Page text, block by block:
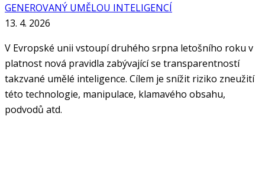
GENEROVANÝ UMĚLOU INTELIGENCÍ
13. 4. 2026
V Evropské unii vstoupí druhého srpna letošního roku v
platnost nová pravidla zabývající se transparentností
takzvané umělé inteligence. Cílem je snížit riziko zneužití
této technologie, manipulace, klamavého obsahu,
podvodů atd.